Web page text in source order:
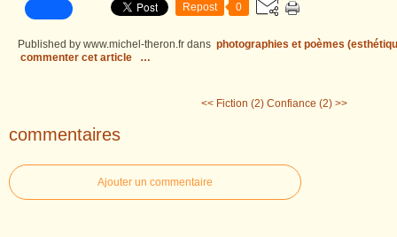
Repost 0
Published by www.michel-theron.fr dans photographies et poèmes
commenter cet article
…
<< Fiction (2) Confiance (2) >>
commentaires
Ajouter un commentaire